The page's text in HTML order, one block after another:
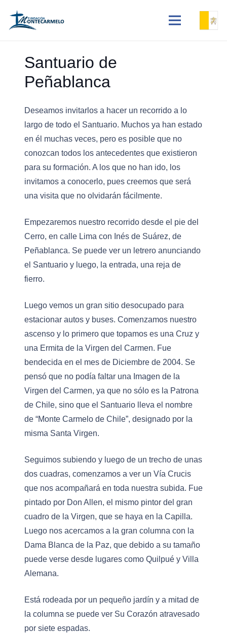
Santuario de
Peñablanca
Deseamos invitarlos a hacer un recorrido a lo
largo de todo el Santuario. Muchos ya han estado
en él muchas veces, pero es posible que no
conozcan todos los antecedentes que existieron
para su formación. A los que no han ido, los
invitamos a conocerlo, pues creemos que será
una visita que no olvidarán fácilmente.
Empezaremos nuestro recorrido desde el pie del
Cerro, en calle Lima con Inés de Suárez, de
Peñablanca. Se puede ver un letrero anunciando
el Santuario y luego, la entrada, una reja de
fierro.
Luego vemos un gran sitio desocupado para
estacionar autos y buses. Comenzamos nuestro
ascenso y lo primero que topamos es una Cruz y
una Ermita de la Virgen del Carmen. Fue
bendecida en el mes de Diciembre de 2004. Se
pensó que no podía faltar una Imagen de la
Virgen del Carmen, ya que no sólo es la Patrona
de Chile, sino que el Santuario lleva el nombre
de “Monte Carmelo de Chile”, designado por la
misma Santa Virgen.
Seguimos subiendo y luego de un trecho de unas
dos cuadras, comenzamos a ver un Vía Crucis
que nos acompañará en toda nuestra subida. Fue
pintado por Don Allen, el mismo pintor del gran
cuadro de la Virgen, que se haya en la Capilla.
Luego nos acercamos a la gran columna con la
Dama Blanca de la Paz, que debido a su tamaño
puede verse desde lugares como Quilpué y Villa
Alemana.
Está rodeada por un pequeño jardín y a mitad de
la columna se puede ver Su Corazón atravesado
por siete espadas.